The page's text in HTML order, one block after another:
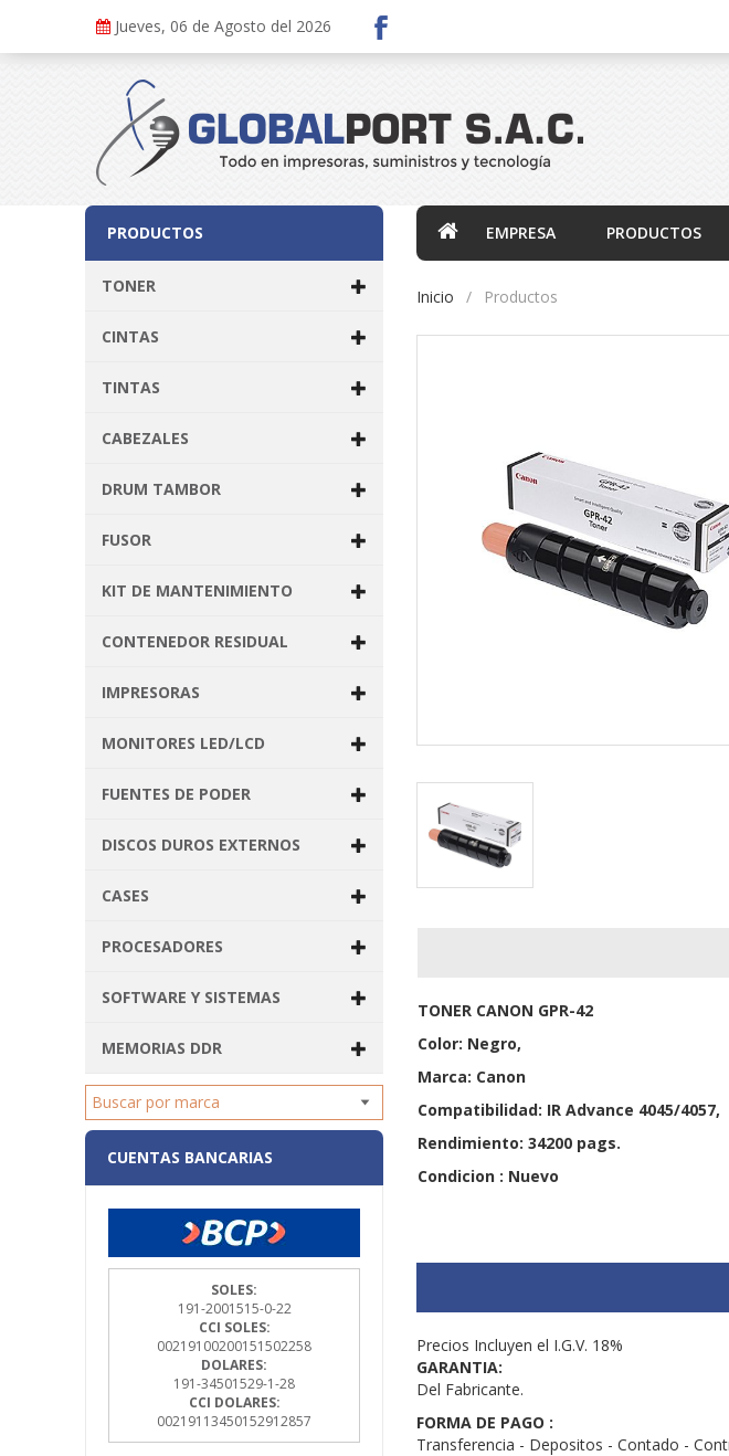
Jueves, 06 de Agosto del 2026
PRODUCTOS
TONER
CINTAS
TINTAS
CABEZALES
DRUM TAMBOR
FUSOR
KIT DE MANTENIMIENTO
CONTENEDOR RESIDUAL
IMPRESORAS
MONITORES LED/LCD
FUENTES DE PODER
DISCOS DUROS EXTERNOS
CASES
PROCESADORES
SOFTWARE Y SISTEMAS
MEMORIAS DDR
CUENTAS BANCARIAS
SOLES:
191-2001515-0-22
CCI SOLES:
00219100200151502258
DOLARES:
191-34501529-1-28
CCI DOLARES:
00219113450152912857
EMPRESA PRODUCTOS
Inicio Productos
TONER CANON GPR-42
Color: Negro,
Marca: Canon
Compatibilidad: IR Advance 4045/4057,
Rendimiento: 34200 pags.
Condicion : Nuevo
Precios Incluyen el I.G.V. 18%
GARANTIA:
Del Fabricante.
FORMA DE PAGO :
Transferencia - Depositos - Contado -